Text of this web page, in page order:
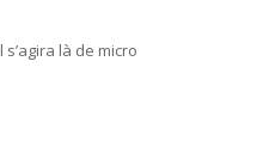
là de micro